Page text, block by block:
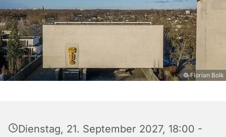
© Florian Bolk
Dienstag, 21. September 2027, 18:00 -